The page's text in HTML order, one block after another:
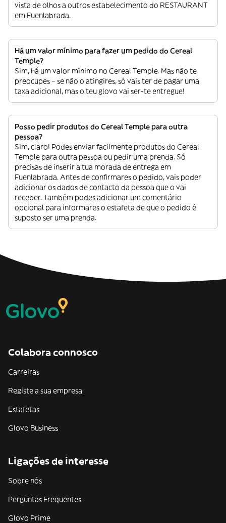
vista de olhos a outros estabelecimento do RESTAURANT
em Fuenlabrada.
Há um valor mínimo para fazer um pedido do Cereal
Temple?
Sim, há um valor mínimo no Cereal Temple. Mas não te
preocupes – se não o atingires, só vais ter de pagar uma
taxa adicional, mas o teu glovo vai ser-te entregue!
Posso pedir produtos do Cereal Temple para outra
pessoa?
Sim, claro! Podes enviar facilmente produtos do Cereal
Temple para outra pessoa ou pedir uma prenda. Só
precisas de inserir a tua morada de entrega em
Fuenlabrada. Antes de confirmares o pedido, vais poder
adicionar os dados de contacto da pessoa que o vai
receber. Também podes adicionar um comentário
opcional para informares o estafeta de que o pedido é
suposto ser uma prenda.
Colabora connosco
Carreiras
Registe a sua empresa
Estafetas
Glovo Business
Ligações de interesse
Sobre nós
Perguntas Frequentes
Glovo Prime